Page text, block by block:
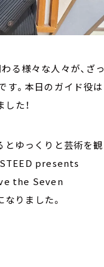
る様々な人々が、ざっ
す。本日のガイド役は
た！
とゆっくりと芸術を観
presents
the Seven
りました。